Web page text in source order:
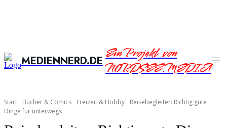
MEDIENNERD.DEEin Projekt von
NORDSEE.MEDIA
Start Bücher & Comics Freizeit & Hobby
Reisebegleiter: Richtig gute
Dinge für unterwegs